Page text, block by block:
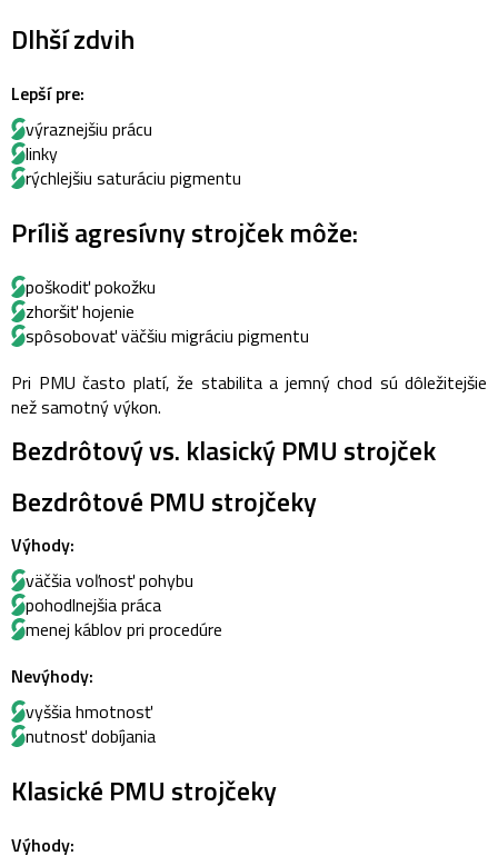
Dlhší zdvih
Lepší pre:
výraznejšiu prácu
linky
rýchlejšiu saturáciu pigmentu
Príliš agresívny strojček môže:
poškodiť pokožku
zhoršiť hojenie
spôsobovať väčšiu migráciu pigmentu
Pri PMU často platí, že stabilita a jemný chod sú dôležitejšie
než samotný výkon.
Bezdrôtový vs. klasický PMU strojček
Bezdrôtové PMU strojčeky
Výhody:
väčšia voľnosť pohybu
pohodlnejšia práca
menej káblov pri procedúre
Nevýhody:
vyššia hmotnosť
nutnosť dobíjania
Klasické PMU strojčeky
Výhody: